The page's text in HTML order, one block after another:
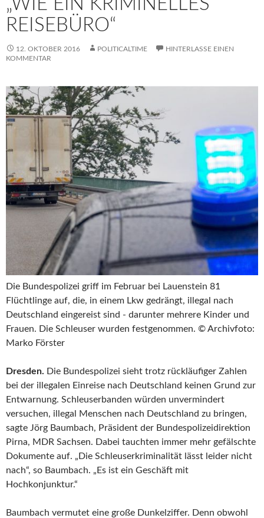
„WIE EIN KRIMINELLES
REISEBÜRO“
12. OKTOBER 2016 POLITICALTIME
HINTERLASSE EINEN
KOMMENTAR
Die Bundespolizei griff im Februar bei Lauenstein 81
Flüchtlinge auf, die, in einem Lkw gedrängt, illegal nach
Deutschland eingereist sind - darunter mehrere Kinder und
Frauen. Die Schleuser wurden festgenommen. © Archivfoto:
Marko Förster
Dresden. Die Bundespolizei sieht trotz rückläufiger Zahlen
bei der illegalen Einreise nach Deutschland keinen Grund zur
Entwarnung. Schleuserbanden würden unvermindert
versuchen, illegal Menschen nach Deutschland zu bringen,
sagte Jörg Baumbach, Präsident der Bundespolizeidirektion
Pirna, MDR Sachsen. Dabei tauchten immer mehr gefälschte
Dokumente auf. „Die Schleuserkriminalität lässt leider nicht
nach“, so Baumbach. „Es ist ein Geschäft mit
Hochkonjunktur.“
Baumbach vermutet eine große Dunkelziffer. Denn obwohl